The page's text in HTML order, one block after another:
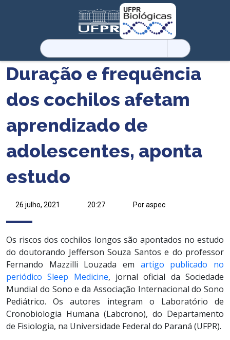
Pesquisar
por:
Duração e frequência
dos cochilos afetam
aprendizado de
adolescentes, aponta
estudo
26 julho, 2021 20:27 Por aspec
Os riscos dos cochilos longos são apontados no estudo
do doutorando Jefferson Souza Santos e do professor
Fernando Mazzilli Louzada em artigo publicado no
periódico Sleep Medicine, jornal oficial da Sociedade
Mundial do Sono e da Associação Internacional do Sono
Pediátrico. Os autores integram o Laboratório de
Cronobiologia Humana (Labcrono), do Departamento
de Fisiologia, na Universidade Federal do Paraná (UFPR).